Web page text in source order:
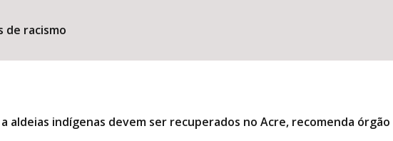
de racismo​​​​​​​​​​​​​​​​​​​​​​​​​​​​​​​​​​​​​​​​​​
aldeias indígenas devem ser recuperados no Acre, recomenda órgão